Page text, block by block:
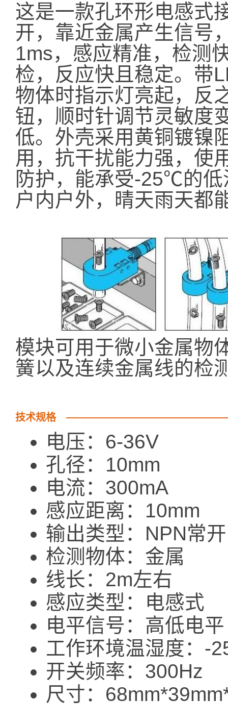
这是一款孔环形电感式
开，靠近金属产生信号
1ms，感应精准，检测
检，反应快且稳定。带
物体时指示灯亮起，反
钮，顺时针调节灵敏度
低。外壳采用黄铜镀镍
用，抗干扰能力强，使
防护，能承受-25℃的
户内户外，晴天雨天都
模块可用于微小金属物
簧以及连续金属线的检
技术规格
电压：6-36V
孔径：10mm
电流：300mA
感应距离：10mm
输出类型：NPN常
检测物体：金属
线长：2m左右
感应类型：电感式
电平信号：高低电平
工作环境温湿度：
开关频率：300Hz
尺寸：